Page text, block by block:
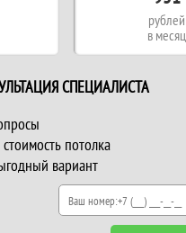
рублей
в месяц
СПЕЦИАЛИСТА
потолка
вариант